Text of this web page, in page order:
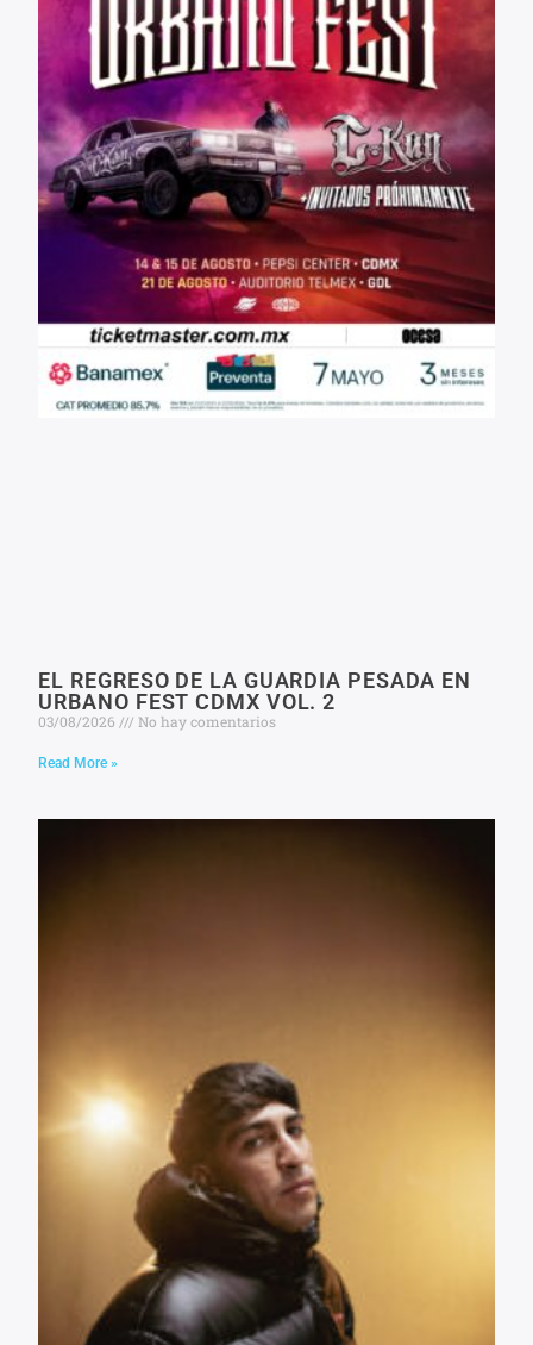
EL REGRESO DE LA GUARDIA PESADA EN
URBANO FEST CDMX VOL. 2
03/08/2026 No hay comentarios
Read More »